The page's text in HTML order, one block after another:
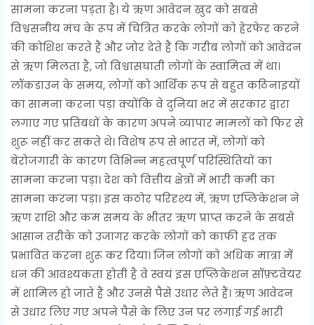
सामना करना पड़ता है। ये ऋण आवेदन खुद को सबसे
विश्वसनीय मंच के रूप में चित्रित करके लोगों को हेरफेर करने
की कोशिश करते हैं और जोर देते हैं कि गरीब लोगों को आवेदन
से ऋण मिलता है, जो विश्वासघाती लोगों के स्वामित्व में था।
लॉकडाउन के समय, लोगों को आर्थिक रूप से बहुत कठिनाइयों
का सामना करना पड़ा क्योंकि वे दुनिया भर में सरकार द्वारा
लगाए गए प्रतिबंधों के कारण अपने व्यापार मामलों को फिर से
शुरू नहीं कर सकते थे। विशेष रूप से भारत में, लोगों को
बेरोजगारी के कारण विभिन्न महत्वपूर्ण परिस्थितियों का
सामना करना पड़ा। देश को वित्तीय क्षेत्रों में भारी कमी का
सामना करना पड़ा। इस कठोर परिदृश्य में, ऋण एप्लिकेशन ने
ऋण राशि और कम समय के भीतर ऋण प्राप्त करने के सबसे
आसान तरीके को उजागर करके लोगों को काफी हद तक
प्रभावित करना शुरू कर दिया। जिन लोगों को अधिक मात्रा में
धन की आवश्यकता होती है वे स्वयं इस एप्लिकेशन सॉफ़्टवेयर
में शामिल हो जाते हैं और उनसे पैसे उधार लेते हैं। ऋण आवेदन
से उधार लिए गए अपने पैसे के लिए उन पर लगाई गई भारी